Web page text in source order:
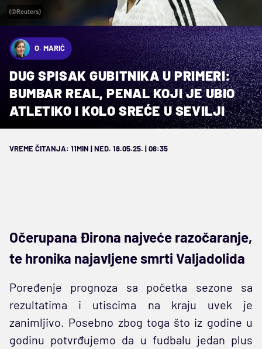
(©Reuters)
O. MARIĆ
DUG SPISAK GUBITNIKA U PRIMERI:
BUMBAR REAL, PENAL KOJI JE UBIO
ATLETIKO I KOLO SREĆE U SEVILJI
VREME ČITANJA: 11MIN | NED. 18.05.25. | 08:35
Očerupana Đirona najveće razočaranje,
te hronika najavljene smrti Valjadolida
Poređenje prognoza sa početka sezone sa
rezultatima i utiscima na kraju uvek je
zanimljivo. Posebno zbog toga što iz godine u
godinu potvrđujemo da u fudbalu jedan plus